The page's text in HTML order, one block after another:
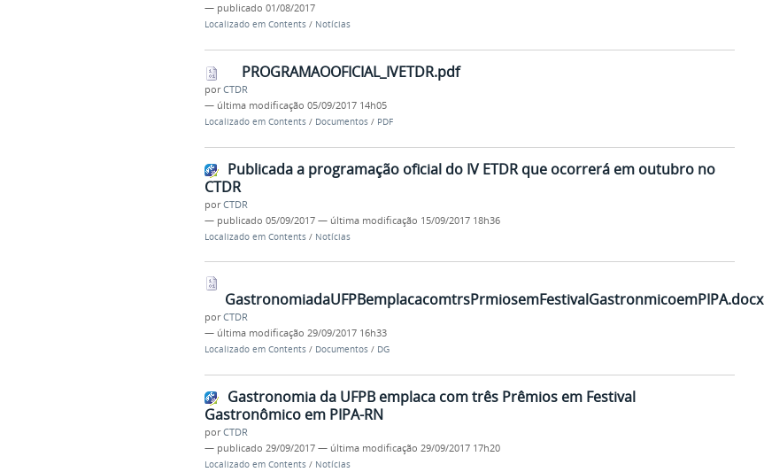
— publicado 01/08/2017
Localizado em Contents / Notícias
PROGRAMAOOFICIAL_IVETDR.pdf
porCTDR
— última modificação 05/09/2017 14h05
Localizado em Contents / Documentos / PDF
Publicada a programação oficial do IV ETDR que ocorrerá em outubro no
CTDR
porCTDR
— publicado 05/09/2017 — última modificação 15/09/2017 18h36
Localizado em Contents / Notícias
GastronomiadaUFPBemplacacomtrsPrmiosemFestivalGastronmicoemPIPA.docx
porCTDR
— última modificação 29/09/2017 16h33
Localizado em Contents / Documentos / DG
Gastronomia da UFPB emplaca com três Prêmios em Festival
Gastronômico em PIPA-RN
porCTDR
— publicado 29/09/2017 — última modificação 29/09/2017 17h20
Localizado em Contents / Notícias